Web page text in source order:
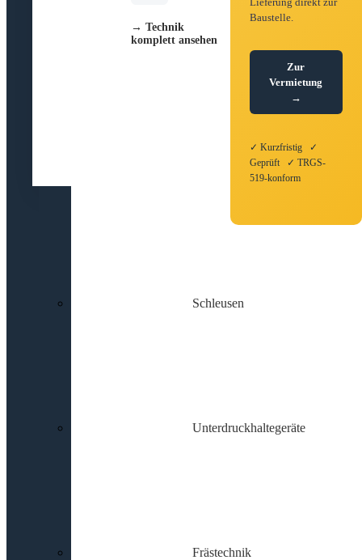
→ Technik
komplett ansehen
Baustelle.
Zur
Vermietung
→
✓ Kurzfristig ✓
Geprüft ✓ TRGS-
519-konform
Schleusen
Unterdruckhaltegeräte
Frästechnik